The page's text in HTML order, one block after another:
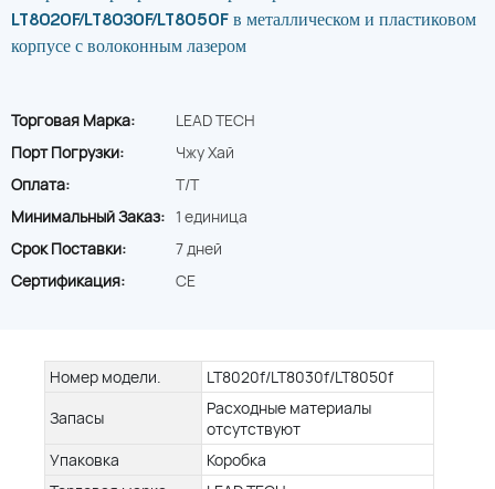
LT8020F/LT8030F/LT8050F в металлическом и пластиковом
корпусе с волоконным лазером
Торговая Марка:
LEAD TECH
Порт Погрузки:
Чжу Хай
Оплата:
T/T
Минимальный Заказ: 1 единица
Срок Поставки:
7 дней
Сертификация:
CE
Номер модели.
LT8020f/LT8030f/LT8050f
Запасы
Расходные материалы
отсутствуют
Упаковка
Коробка